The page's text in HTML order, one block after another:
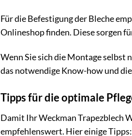
Für die Befestigung der Bleche
Onlineshop finden. Diese sorgen
Wenn Sie sich die Montage selbst
das notwendige Know-how und
Tipps für die optimale
Damit Ihr Weckman Trapezblech
empfehlenswert. Hier einige Tipps: